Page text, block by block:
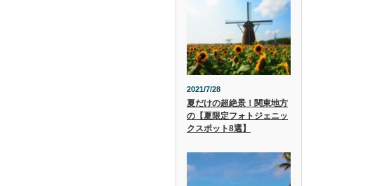
2021/7/28
夏だけの超絶景！関東地方
の【夏限定フォトジェニッ
クスポット8選】